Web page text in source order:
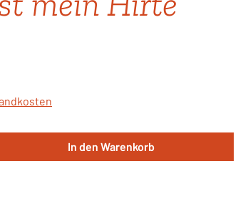
den gewünschten Wert ein
In den Warenkorb